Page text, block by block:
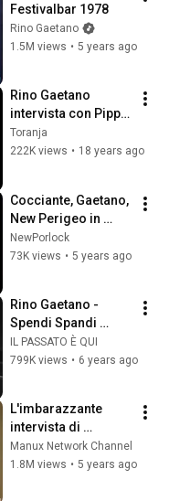
Festivalbar 1978
Rino Gaetano
1.5M views • 5 years ago
Rino Gaetano
intervista con Pippo
Baudo (3 novembre
1979)
Toranja
222K views • 18 years ago
Cocciante, Gaetano,
New Perigeo in
concerto al Teatro
Tenda di Roma
NewPorlock
73K views • 5 years ago
Rino Gaetano -
Spendi Spandi
Effendi (senza
censura) + Aida
IL PASSATO È QUI
799K views • 6 years ago
L'imbarazzante
intervista di
Maurizio Costanzo
a Rino Gaetano
Manux Network Channel
1.8M views • 5 years ago